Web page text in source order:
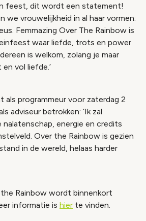
feest, dit wordt een statement!
we vrouwelijkheid in al haar vormen:
Femmazing Over The Rainbow is
waar liefde, trots en power
is welkom, zolang je maar
vol liefde.’
als programmeur voor zaterdag 2
adviseur betrokken: ‘Ik zal
energie en credits
Over the Rainbow is gezien
in de wereld, helaas harder
the Rainbow wordt binnenkort
informatie is hier te vinden.